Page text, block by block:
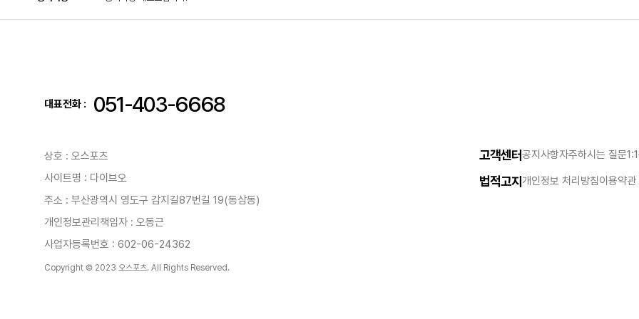
대표전화 : 051-403-6668
상호 : 오스포츠
사이트명 : 다이브오
주소 : 부산광역시 영도구 감지길87번길 19(동삼동)
개인정보관리책임자 : 오동근
사업자등록번호 : 602-06-24362
Copyright © 2023 오스포츠. All Rights Reserved.
고객센터공지사항자주하시는 질문
법적고지개인정보 처리방침이용약관